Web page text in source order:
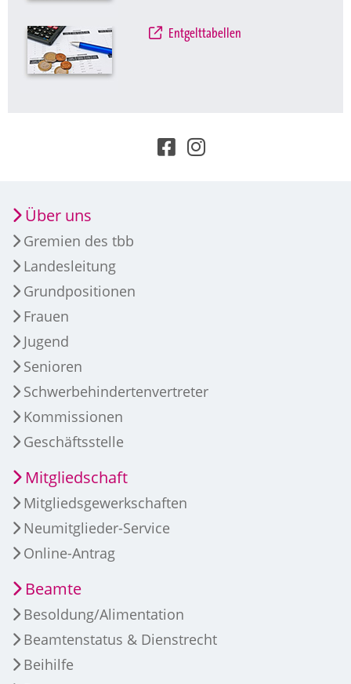
Entgelttabellen
Über uns
Gremien des tbb
Landesleitung
Grundpositionen
Frauen
Jugend
Senioren
Schwerbehindertenvertreter
Kommissionen
Geschäftsstelle
Mitgliedschaft
Mitgliedsgewerkschaften
Neumitglieder-Service
Online-Antrag
Beamte
Besoldung/Alimentation
Beamtenstatus & Dienstrecht
Beihilfe